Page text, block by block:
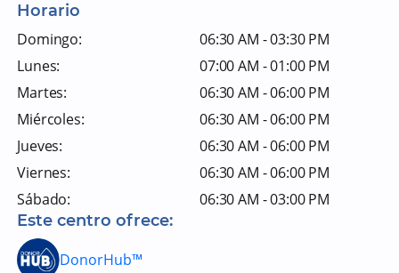
Horario
Domingo:
06:30 AM - 03:30 PM
Lunes:
07:00 AM - 01:00 PM
Martes:
06:30 AM - 06:00 PM
Miércoles:
06:30 AM - 06:00 PM
Jueves:
06:30 AM - 06:00 PM
Viernes:
06:30 AM - 06:00 PM
Sábado:
06:30 AM - 03:00 PM
Este centro ofrece:
DonorHub™